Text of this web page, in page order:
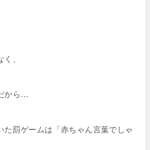
、
から…
た罰ゲームは「赤ちゃん言葉でしゃ